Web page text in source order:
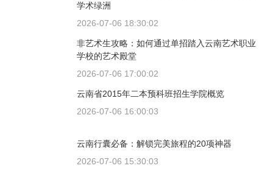
学术绿洲
2026-07-06 18:30:02
非艺术生攻略：如何通过单招踏入云南艺术职业
学校的艺术殿堂
2026-07-06 17:00:02
云南省2015年二本预科班招生学院概览
2026-07-06 16:00:03
云南行囊必备：解锁完美旅程的20项神器
2026-07-06 15:30:03